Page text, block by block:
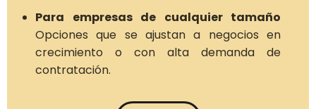
Para empresas de cualquier tamaño
Opciones que se ajustan a negocios en
crecimiento o con alta demanda de
contratación.